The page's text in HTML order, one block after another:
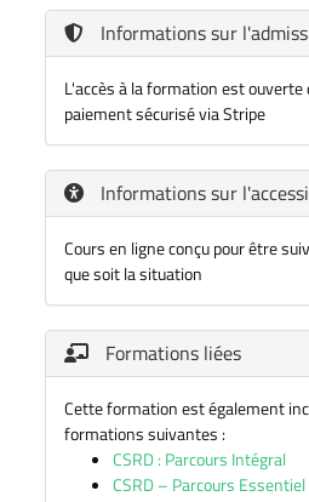
Informations sur
L'accès à la formation est
paiement sécurisé via Stripe
Informations sur
Cours en ligne conçu pour être
que soit la situation
Formations liées
Cette formation est également
formations suivantes :
CSRD : Parcours Intégral
CSRD – Parcours Essentiel